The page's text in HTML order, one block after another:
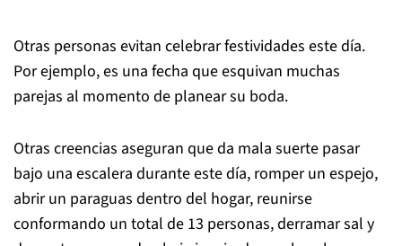
Otras personas evitan celebrar festividades este día.
Por ejemplo, es una fecha que esquivan muchas
parejas al momento de planear su boda.
Otras creencias aseguran que da mala suerte pasar
bajo una escalera durante este día, romper un espejo,
abrir un paraguas dentro del hogar, reunirse
conformando un total de 13 personas, derramar sal y